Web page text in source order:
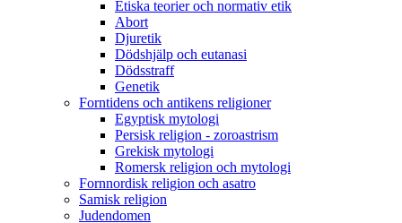
Etiska teorier och normativ etik
Abort
Djuretik
Dödshjälp och eutanasi
Dödsstraff
Genetik
Forntidens och antikens religioner
Egyptisk mytologi
Persisk religion - zoroastrism
Grekisk mytologi
Romersk religion och mytologi
Fornnordisk religion och asatro
Samisk religion
Judendomen